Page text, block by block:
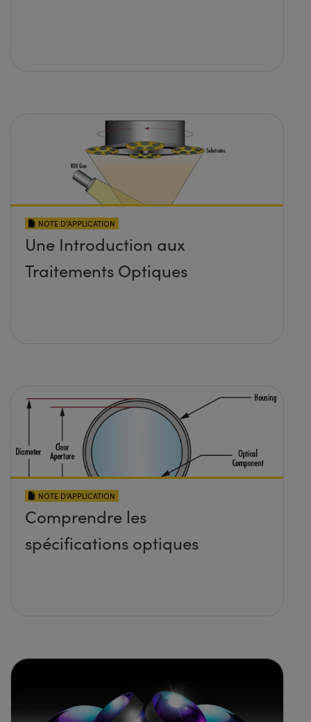
NOTE D’APPLICATION
Une Introduction aux
Traitements Optiques
NOTE D’APPLICATION
Comprendre les
spécifications optiques